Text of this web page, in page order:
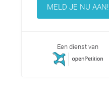
MELD JE NU AAN!
Een dienst van